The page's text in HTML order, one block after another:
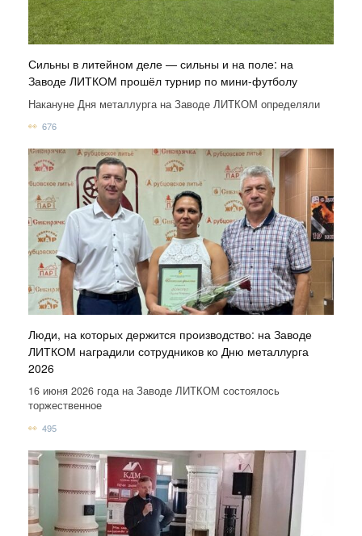
Сильны в литейном деле — сильны и на поле: на
Заводе ЛИТКОМ прошёл турнир по мини-футболу
Накануне Дня металлурга на Заводе ЛИТКОМ определяли
676
Люди, на которых держится производство: на Заводе
ЛИТКОМ наградили сотрудников ко Дню металлурга
2026
16 июня 2026 года на Заводе ЛИТКОМ состоялось
торжественное
495